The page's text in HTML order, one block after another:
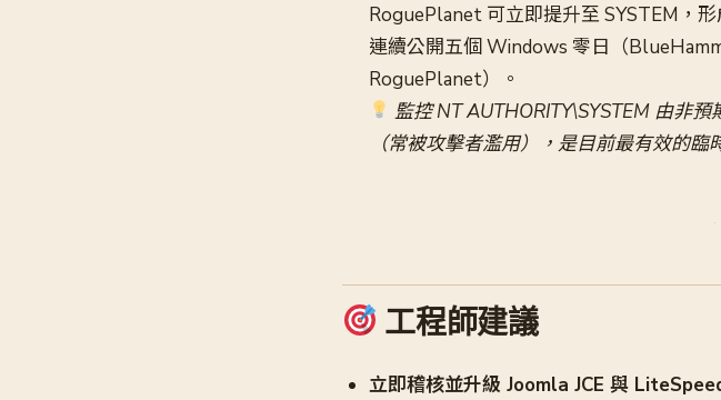
RoguePlanet 可立即提升至 SYSTEM，
連續公開五個 Windows 零日（
RoguePlanet）。
監控 NT AUTHORITY\SYSTEM 由非
（常被攻擊者濫用），是目前最有效的臨
工程師建議
立即稽核並升級 Joomla JCE 與